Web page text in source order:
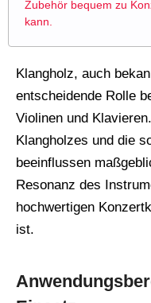
Zubehör bequem zu
kann.
Klangholz, auch
entscheidende Rolle
Violinen und
Klangholzes und die
beeinflussen
Resonanz des
hochwertigen
ist.